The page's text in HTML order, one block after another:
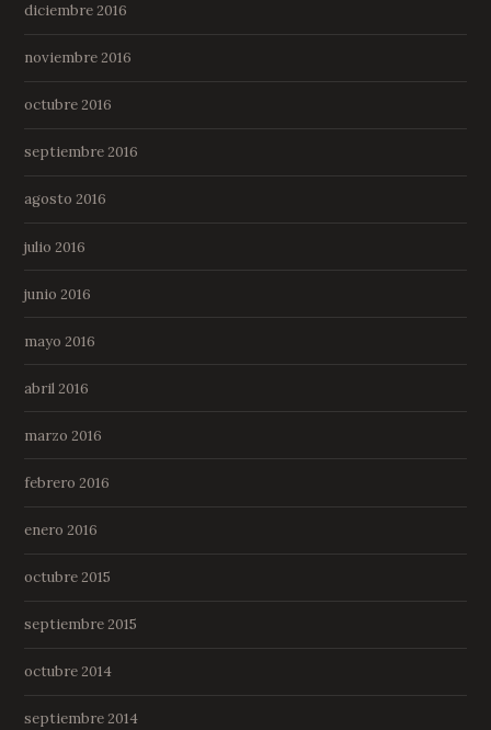
diciembre 2016
noviembre 2016
octubre 2016
septiembre 2016
agosto 2016
julio 2016
junio 2016
mayo 2016
abril 2016
marzo 2016
febrero 2016
enero 2016
octubre 2015
septiembre 2015
octubre 2014
septiembre 2014